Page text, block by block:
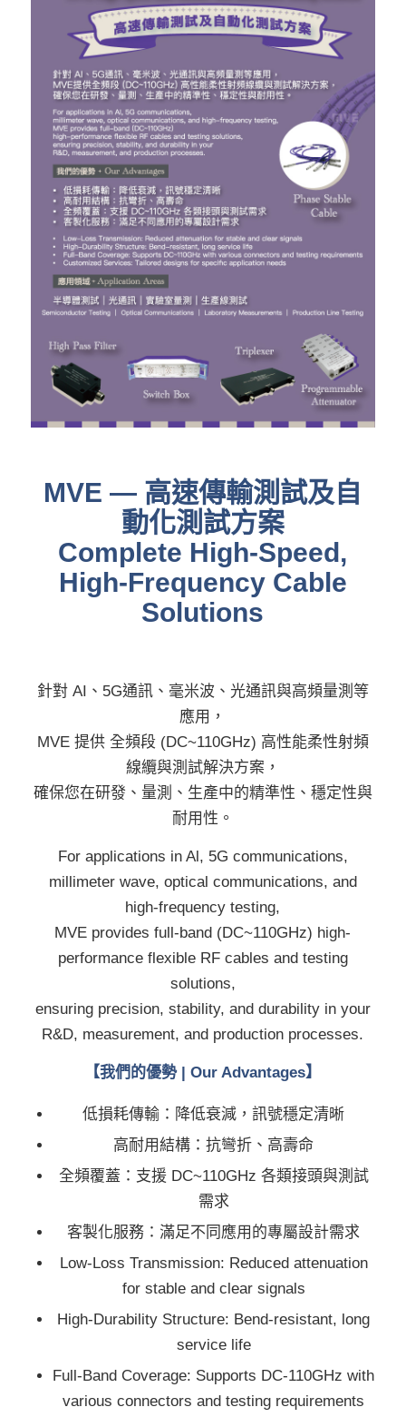
MVE— 高速傳輸測試及自
動化測試方案
Complete High-Speed,
High-Frequency Cable
Solutions
針對 AI、5G通訊、毫米波、光通訊與高頻量測等
應用，
MVE 提供 全頻段 (DC~110GHz) 高性能柔性射頻
線纜與測試解決方案，
確保您在研發、量測、生產中的精準性、穩定性與
耐用性。
For applications in Al, 5G communications,
millimeter wave, optical communications, and
high-frequency testing,
MVE provides full-band (DC~110GHz) high-
performance flexible RF cables and testing
solutions,
ensuring precision, stability, and durability in your
R&D, measurement, and production processes.
【我們的優勢 | Our Advantages】
低損耗傳輸：降低衰減，訊號穩定清晰
高耐用結構：抗彎折、高壽命
全頻覆蓋：支援 DC~110GHz 各類接頭與測試
需求
客製化服務：滿足不同應用的專屬設計需求
Low-Loss Transmission: Reduced attenuation
for stable and clear signals
High-Durability Structure: Bend-resistant, long
service life
Full-Band Coverage: Supports DC-110GHz with
various connectors and testing requirements